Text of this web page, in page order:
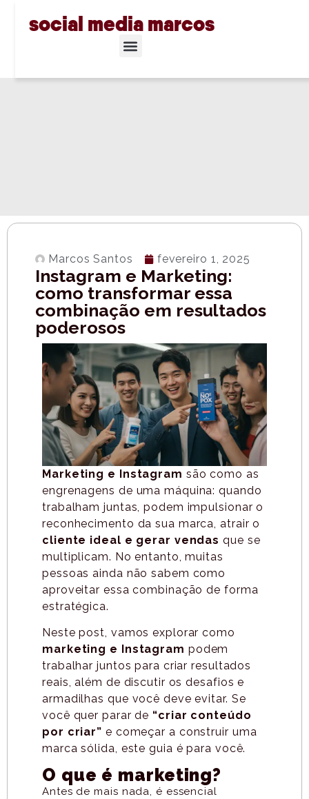
social media marcos
Marcos Santos fevereiro 1, 2025
Instagram e Marketing:
como transformar essa
combinação em resultados
poderosos
Marketing e Instagram são como as
engrenagens de uma máquina: quando
trabalham juntas, podem impulsionar o
reconhecimento da sua marca, atrair o
cliente ideal e gerar vendas que se
multiplicam. No entanto, muitas
pessoas ainda não sabem como
aproveitar essa combinação de forma
estratégica.
Neste post, vamos explorar como
marketing e Instagram podem
trabalhar juntos para criar resultados
reais, além de discutir os desafios e
armadilhas que você deve evitar. Se
você quer parar de “criar conteúdo
por criar” e começar a construir uma
marca sólida, este guia é para você.
O que é marketing?
Antes de mais nada, é essencial